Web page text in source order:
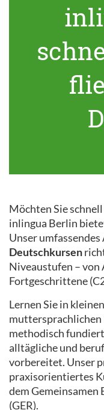
Möchten Sie
inlingua Berlin
Unser umfassendes
Deutschkursen
Niveaustufen – von
Fortgeschrittene
Lernen Sie in
muttersprachlichen
methodisch
alltägliche und
vorbereitet. Unser
praxisorientiertes
dem Gemeinsamen
(GER).